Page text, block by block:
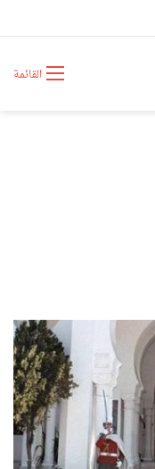
القائمة